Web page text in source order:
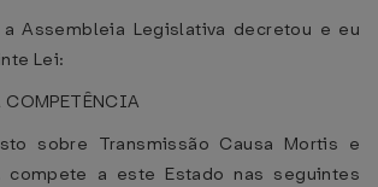
Assembleia Legislativa decretou e eu
Lei:
sobre Transmissão Causa Mortis e
compete a este Estado nas seguintes